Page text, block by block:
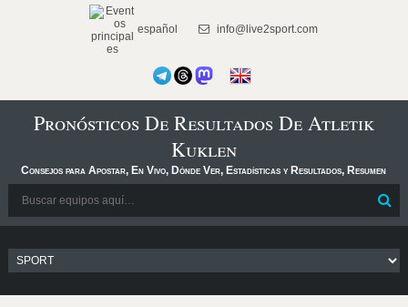
español info@live2sport.com
Pronósticos De Resultados De Atletik
Kuklen
Consejos para Apostar, En Vivo, Dónde Ver, Estadísticas y Resultados, Resumen